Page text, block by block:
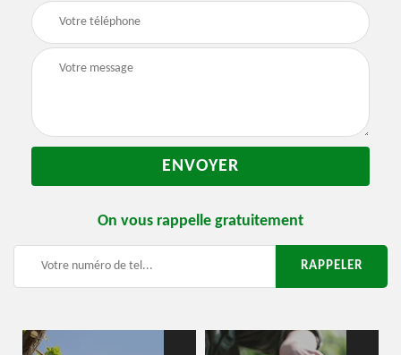
On vous rappelle gratuitement